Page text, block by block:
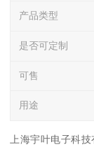
产品类型
是否可定制
可售
用途
上海宇叶电子科